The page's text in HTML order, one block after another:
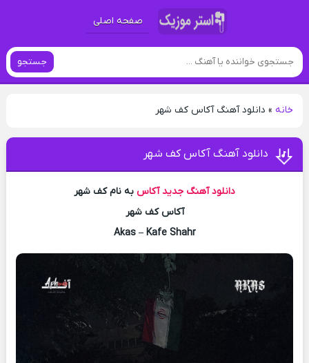
صفحه اصلی
جستجو
خانه» دانلود آهنگ آکاس کف شهر
دانلود آهنگ آکاس کف شهر
دانلود آهنگ جدید آکاس به نام کف شهر
آکاس کف شهر
Akas – Kafe Shahr